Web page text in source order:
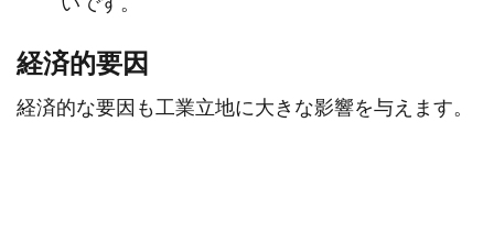
経済的要因
経済的な要因も工業立地に大きな影響を与えます。